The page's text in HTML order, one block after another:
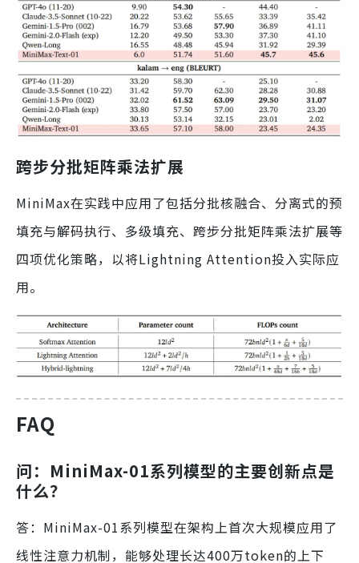
跨步分批矩阵乘法扩展
MiniMax在实践中应用了包括分批核融合、分离式的预
填充与解码执行、多级填充、跨步分批矩阵乘法扩展等
四项优化策略，以将Lightning Attention投入实际应
用。
FAQ
问：MiniMax-01系列模型的主要创新点是
什么？
答：MiniMax-01系列模型在架构上首次大规模应用了
线性注意力机制，能够处理长达400万token的上下